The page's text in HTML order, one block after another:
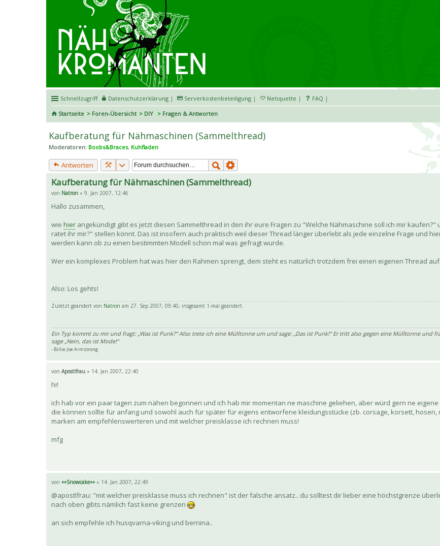
Schnellzugriff Datenschutzerklärung | Serverkostenbeteiligung | Netiquette | FAQ |
Startseite
Foren-Übersicht DIY Fragen & Antworten
Kaufberatung für Nähmaschinen (Sammelthread)
Moderatoren: Boobs&Braces, Kuhfladen
Antworten
Kaufberatung für Nähmaschinen (Sammelthread)
von Natron » 9. Jan 2007, 12:46
Hallo zusammen,
wie hier angekündigt gibt es jetzt diesen Sammelthread in den ihr eure Fragen zu "Welche Nähmaschine soll ich mir kaufen?"
ratet ihr mir?" stellen könnt. Das ist insofern auch praktisch weil dieser Thread länger überlebt als jede einzelne Frage und
werden kann ob zu einen bestimmten Modell schon mal was gefragt wurde.
Wer ein komplexes Problem hat was hier den Rahmen sprengt, dem steht es natürlich trotzdem frei einen eigenen Thread
Also: Los gehts!
Zuletzt geändert von Natron am 27. Sep 2007, 09:40, insgesamt 1-mal geändert.
Ein Typ kommt zu mir und fragt: „Was ist Punk?“ Also trete ich eine Mülltonne um und sage: „Das ist Punk!“ Er tritt also gegen eine Mülltonne und
sage „Nein, das ist Mode!“
- Billie Joe Armstrong
von Apostlfrau » 14. Jan 2007, 22:40
hi!
ich hab vor ein paar tagen zum nähen begonnen und ich hab mir momentan ne maschine geliehen, aber würd gern ne
die können sollte für anfang und sowohl auch für später für eigens entworfene kleidungsstücke (zb. corsage, korsett, hosen,
marken am empfehlenswerteren und mit welcher preisklasse ich rechnen muss!
mfg
von ++Snowcake++» 14. Jan 2007, 22:49
@apostlfrau: "mit welcher preisklasse muss ich rechnen" ist der falsche ansatz.. du solltest dir lieber eine höchstgrenze
nach oben gibts nämlich fast keine grenzen
an sich empfehle ich husqvarna-viking und bernina..